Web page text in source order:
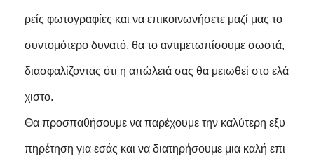
ρείς φωτογραφίες και να επικοινωνήσετε μαζί μας το
συντομότερο δυνατό, θα το αντιμετωπίσουμε σωστά,
διασφαλίζοντας ότι η απώλειά σας θα μειωθεί στο ελά
χιστο.
Θα προσπαθήσουμε να παρέχουμε την καλύτερη εξυ
πηρέτηση για εσάς και να διατηρήσουμε μια καλή επι